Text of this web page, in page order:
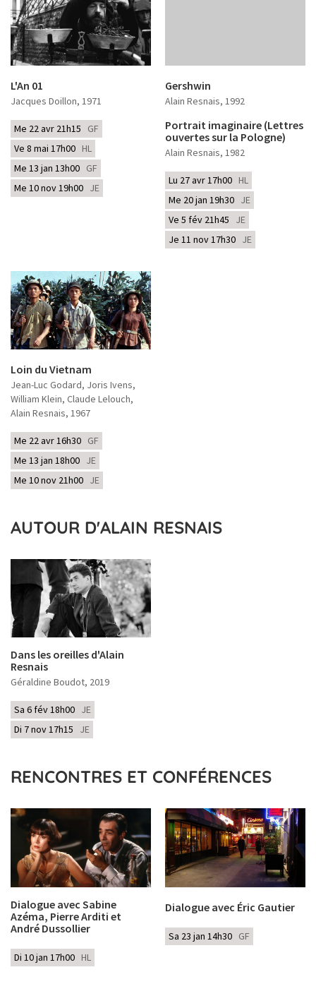
L'An 01
Jacques Doillon, 1971
Me 22 avr 21h15 GF
Ve 8 mai 17h00 HL
Me 13 jan 13h00 GF
Me 10 nov 19h00 JE
Gershwin
Alain Resnais, 1992
Portrait imaginaire (Lettres
ouvertes sur la Pologne)
Alain Resnais, 1982
Lu 27 avr 17h00 HL
Me 20 jan 19h30 JE
Ve 5 fév 21h45 JE
Je 11 nov 17h30 JE
Loin du Vietnam
Jean-Luc Godard, Joris Ivens,
William Klein, Claude Lelouch,
Alain Resnais, 1967
Me 22 avr 16h30 GF
Me 13 jan 18h00 JE
Me 10 nov 21h00 JE
AUTOUR D'ALAIN RESNAIS
Dans les oreilles d'Alain
Resnais
Géraldine Boudot, 2019
Sa 6 fév 18h00 JE
Di 7 nov 17h15 JE
RENCONTRES ET CONFÉRENCES
Dialogue avec Sabine
Azéma, Pierre Arditi et
André Dussollier
Di 10 jan 17h00 HL
Dialogue avec Éric Gautier
Sa 23 jan 14h30 GF